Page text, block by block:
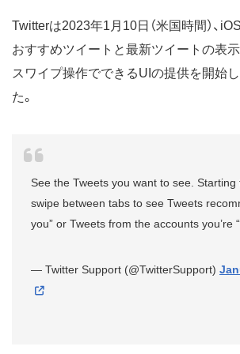
Twitterは2023年1月10日（米国時間）、
おすすめツイートと最新ツイートの表
スワイプ操作でできるUIの提供を開始
た。
See the Tweets you want to see. Starting
swipe between tabs to see Tweets
you” or Tweets from the accounts you’re
— Twitter Support (@TwitterSupport)